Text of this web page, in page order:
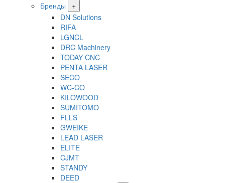
Бренды
+
DN Solutions
RIFA
LGNCL
DRC Machinery
TODAY CNC
PENTA LASER
SECO
WC-CO
KILOWOOD
SUMITOMO
FLLS
GWEIKE
LEAD LASER
ELITE
CJMT
STANDY
DEED